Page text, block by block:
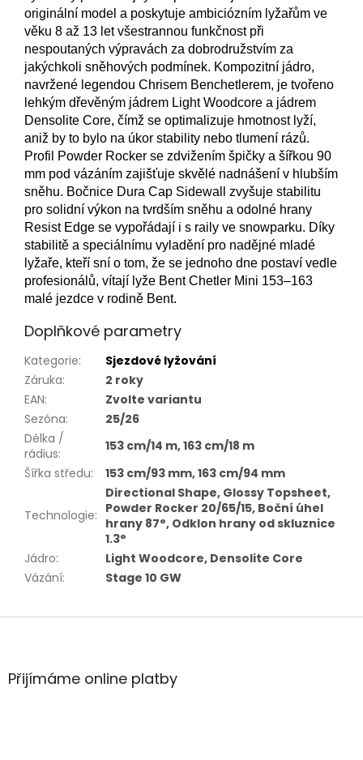
originální model a poskytuje ambiciózním lyžařům ve
věku 8 až 13 let všestrannou funkčnost při
nespoutaných výpravách za dobrodružstvím za
jakýchkoli sněhových podmínek. Kompozitní jádro,
navržené legendou Chrisem Benchetlerem, je tvořeno
lehkým dřevěným jádrem Light Woodcore a jádrem
Densolite Core, čímž se optimalizuje hmotnost lyží,
aniž by to bylo na úkor stability nebo tlumení rázů.
Profil Powder Rocker se zdvižením špičky a šířkou 90
mm pod vázáním zajišťuje skvělé nadnášení v hlubším
sněhu. Bočnice Dura Cap Sidewall zvyšuje stabilitu
pro solidní výkon na tvrdším sněhu a odolné hrany
Resist Edge se vypořádají i s raily ve snowparku. Díky
stabilitě a speciálnímu vyladění pro nadějné mladé
lyžaře, kteří sní o tom, že se jednoho dne postaví vedle
profesionálů, vítají lyže Bent Chetler Mini 153–163
malé jezdce v rodině Bent.
Doplňkové parametry
Kategorie:
Sjezdové lyžování
Záruka:
2 roky
EAN:
Zvolte variantu
Sezóna:
25/26
Délka /
rádius:
153 cm/14 m, 163 cm/18 m
Šířka středu: 153 cm/93 mm, 163 cm/94 mm
Technologie:
Directional Shape, Glossy Topsheet,
Powder Rocker 20/65/15, Boční úhel
hrany 87°, Odklon hrany od skluznice
1.3°
Jádro:
Light Woodcore, Densolite Core
Vázání: Stage 10 GW
Z
aPřijímáme online platby